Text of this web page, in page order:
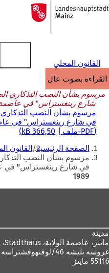
الانتقال إلى المحتوى
إلى
الصفحة
القانون المحلي
القراءة بصوت عالٍ
مرسوم بشأن النصب التذكاري
شارع رينغستراس" في عاصمة ولاية
مرسوم بشأن النصب
في شارع رينغستراس" في عاصمة ولاية
PDF-ملف 366,50 kB
أنت
هنا
الصفحة الرئيسية القانون
مرسوم بشأن النصب
1989
مدينة
ماينز، عاصمة الولاية،
غروسه بليشه 46/لوفنهوفشتراسه 1،
55116 ماينز